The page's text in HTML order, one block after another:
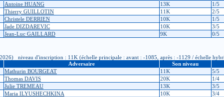
Antoine HUANG 13K 1/5
Thierry GUILLOTIN 11K 2/5
Christele DERRIEN 10K 1/5
Jade DIZDAREVIC 10K 3/5
Jean-Luc GAILLARD 9K 0/5
niveau d'inscription : 11K (échelle principale : avant : -1085, après : -1129 / échelle
Adversaire Son niveau
Mathurin BOURGEAT 11K 5/5
Thomas DAVIS 20K 1/4
Julie TREMEAU 13K 3/5
Maria ILYUSHECHKINA 10K 3/4